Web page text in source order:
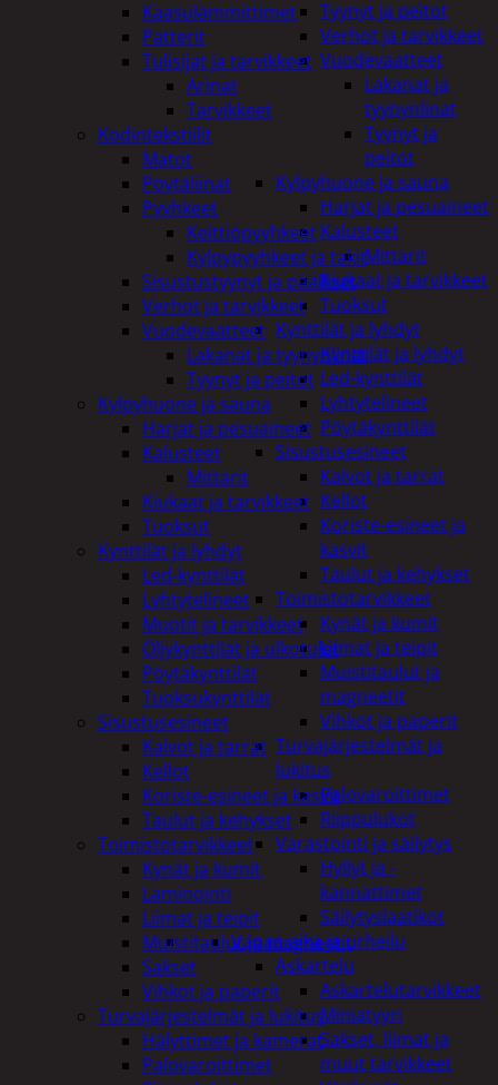
Tyynyt ja peitot
Verhot ja tarvikkeet
Vuodevaatteet
Lakanat ja
tyynynlinat
Tyynyt ja
peitot
Kylpyhuone ja sauna
Harjat ja pesuaineet
Kalusteet
Mittarit
Kiukaat ja tarvikkeet
Tuoksut
Kynttilät ja lyhdyt
Kynttilät ja lyhdyt
Led-kynttilät
Lyhtytelineet
Pöytäkynttilät
Sisustusesineet
Kalvot ja tarrat
Kellot
Koriste-esineet ja
kasvit
Taulut ja kehykset
Toimistotarvikkeet
Kynät ja kumit
Liimat ja teipit
Muistitaulut ja
magneetit
Vihkot ja paperit
Turvajärjestelmät ja
lukitus
Palovaroittimet
Riippulukot
Varastointi ja säilytys
Hyllyt ja -
kannattimet
Säilytyslaatikot
Vapaa-aika ja urheilu
Askartelu
Askartelutarvikkeet
Miniatyyri
Sakset, liimat ja
muut tarvikkeet
Kaasulämmittimet
Patterit
Tulisijat ja tarvikkeet
Arinat
Tarvikkeet
Kodintekstiilit
Matot
Pöytäliinat
Pyyhkeet
Keittiöpyyhkeet
Kylpypyyhkeet ja takit
Sisustustyynyt ja päälliset
Verhot ja tarvikkeet
Vuodevaatteet
Lakanat ja tyynynlinat
Tyynyt ja peitot
Kylpyhuone ja sauna
Harjat ja pesuaineet
Kalusteet
Mittarit
Kiukaat ja tarvikkeet
Tuoksut
Kynttilät ja lyhdyt
Led-kynttilät
Lyhtytelineet
Muotit ja tarvikkeet
Öljykynttilät ja ulkotulet
Pöytäkynttilät
Tuoksukynttilät
Sisustusesineet
Kalvot ja tarrat
Kellot
Koriste-esineet ja kasvit
Taulut ja kehykset
Toimistotarvikkeet
Kynät ja kumit
Laminointi
Liimat ja teipit
Muistitaulut ja magneetit
Sakset
Vihkot ja paperit
Turvajärjestelmät ja lukitus
Hälyttimet ja kamerat
Palovaroittimet